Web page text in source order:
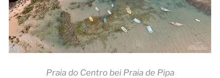
Praia do Centro bei Praia de Pipa